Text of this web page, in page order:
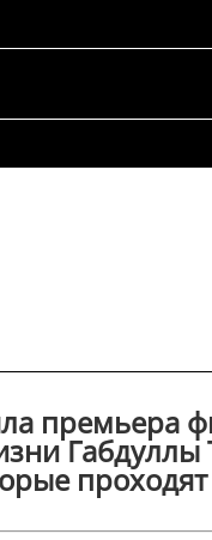
премьера
Габдуллы